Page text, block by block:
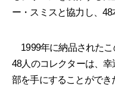
ー・スミスと協力し、48
1999年に納品されたこ
48人のコレクターは、
部を手にすることがで